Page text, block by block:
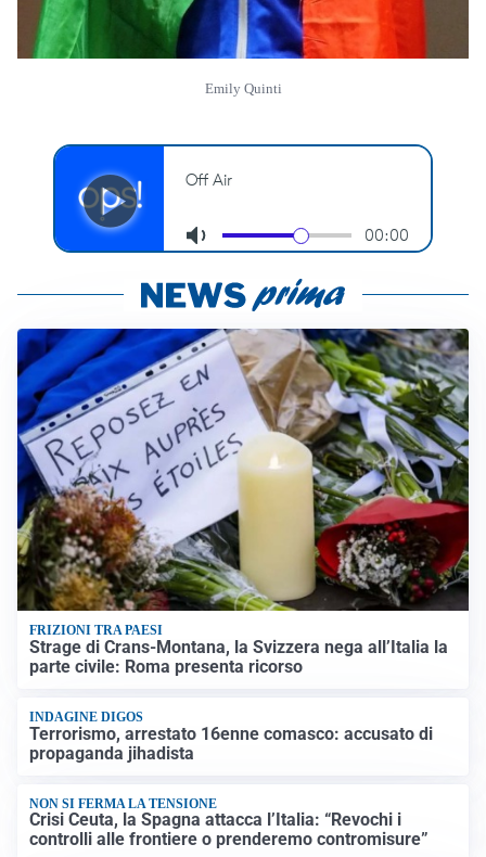
Emily Quinti
FRIZIONI TRA PAESI
Strage di Crans-Montana, la Svizzera nega all’Italia la
parte civile: Roma presenta ricorso
INDAGINE DIGOS
Terrorismo, arrestato 16enne comasco: accusato di
propaganda jihadista
NON SI FERMA LA TENSIONE
Crisi Ceuta, la Spagna attacca l’Italia: “Revochi i
controlli alle frontiere o prenderemo contromisure”